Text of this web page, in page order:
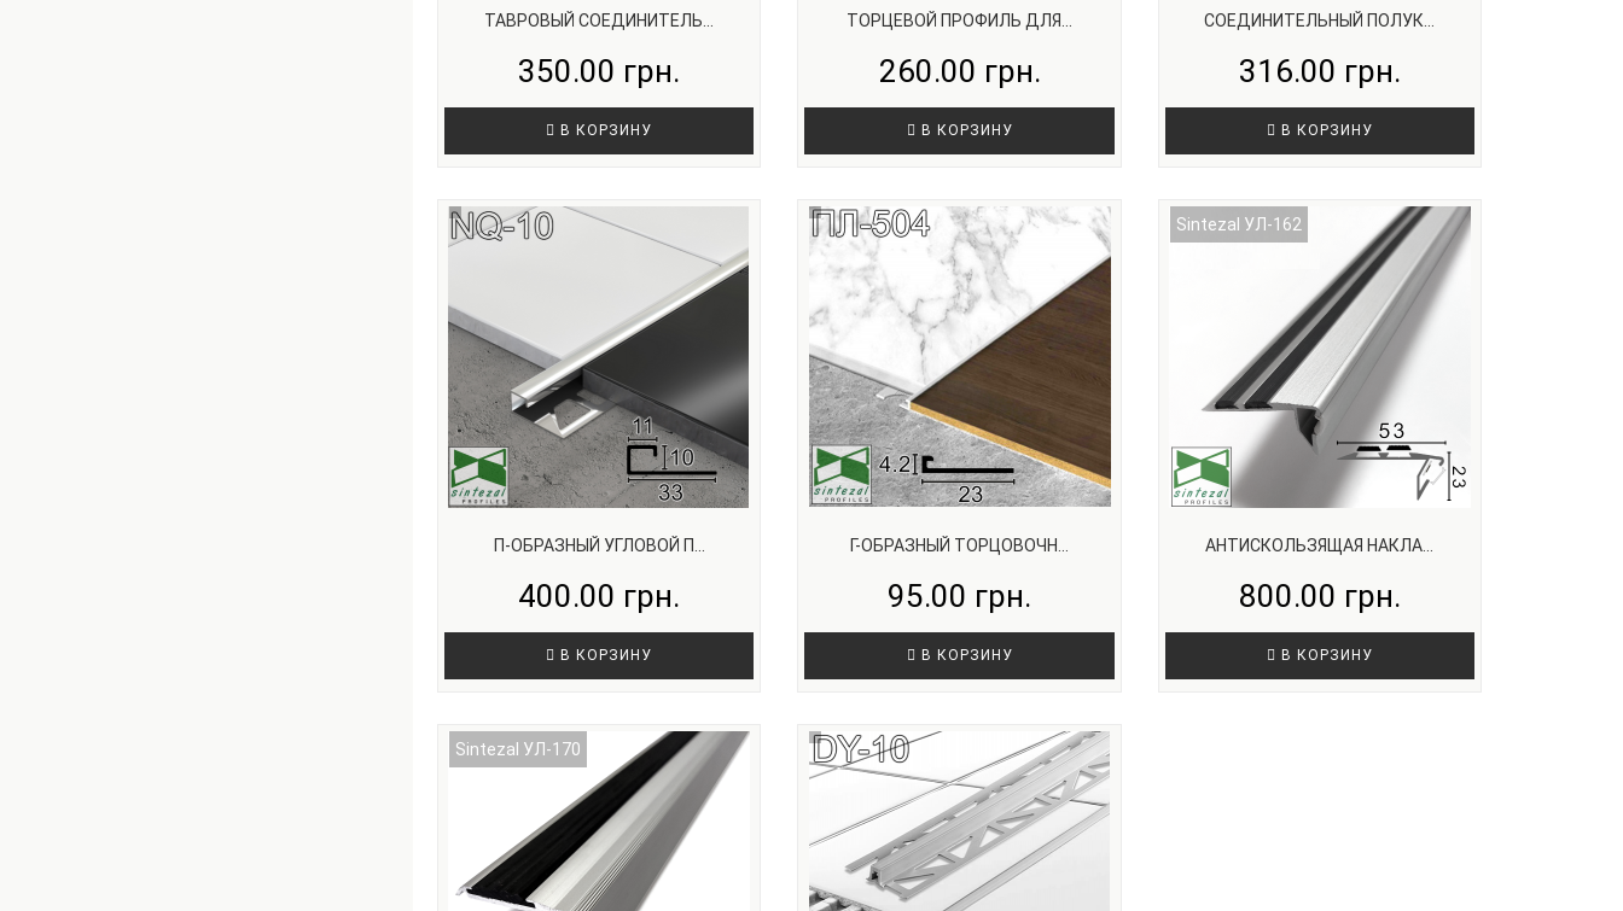
ТАВРОВЫЙ СОЕДИНИТЕЛЬ...
350.00 грн.
В КОРЗИНУ
ТОРЦЕВОЙ ПРОФИЛЬ ДЛЯ...
260.00 грн.
В КОРЗИНУ
СОЕДИНИТЕЛЬНЫЙ ПОЛУК...
316.00 грн.
В КОРЗИНУ
П-ОБРАЗНЫЙ УГЛОВОЙ П...
400.00 грн.
В КОРЗИНУ
Г-ОБРАЗНЫЙ ТОРЦОВОЧН...
95.00 грн.
В КОРЗИНУ
Sintezal УЛ-162
АНТИСКОЛЬЗЯЩАЯ НАКЛА...
800.00 грн.
В КОРЗИНУ
Sintezal УЛ-170